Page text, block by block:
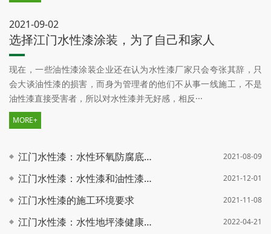
2021-09-02
选择江门水性漆涂装，为了自己和家人
现在，一些油性漆涂装企业还在认为水性漆厂家只会夸张其辞，只
会大谈油性漆的损害，而身为管理者的他们不从事一线施工，不是
油性漆直接受害者，所以对水性漆并无好感，相反···
MORE+
江门水性漆：水性环氧防腐底漆耐盐雾性能的影响因素 2021-08-09
江门水性漆：水性漆和油性漆区分技巧 2021-12-01
江门水性漆的施工环境要求 2021-11-08
江门水性漆：水性地坪漆健康安全营地 2022-04-21